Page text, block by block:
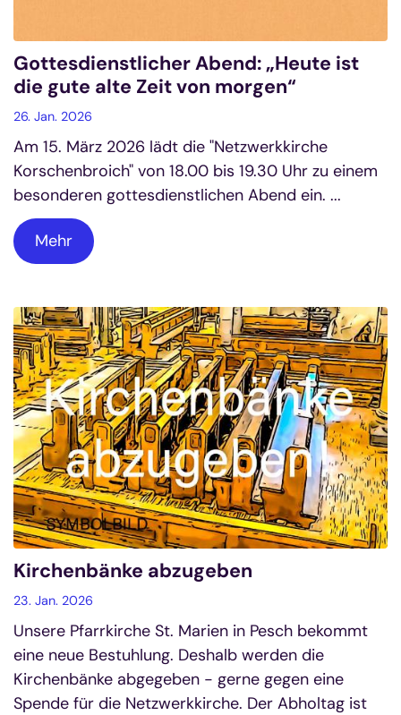
Gottesdienstlicher Abend: „Heute ist
die gute alte Zeit von morgen“
26. Jan. 2026
Am 15. März 2026 lädt die "Netzwerkkirche
Korschenbroich" von 18.00 bis 19.30 Uhr zu einem
besonderen gottesdienstlichen Abend ein. ...
Mehr
Kirchenbänke abzugeben
23. Jan. 2026
Unsere Pfarrkirche St. Marien in Pesch bekommt
eine neue Bestuhlung. Deshalb werden die
Kirchenbänke abgegeben - gerne gegen eine
Spende für die Netzwerkkirche. Der Abholtag ist